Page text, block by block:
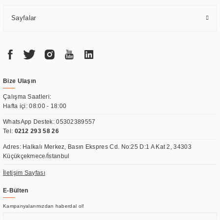
Sayfalar
Bize Ulaşın
Çalışma Saatleri:
Hafta içi: 08:00 - 18:00
WhatsApp Destek:05302389557
Tel: 0212 293 58 26
Adres: Halkalı Merkez, Basın Ekspres Cd. No:25 D:1 A Kat 2, 34303
Küçükçekmece/İstanbul
İletişim Sayfası
E-Bülten
Kampanyalarımızdan haberdal ol!